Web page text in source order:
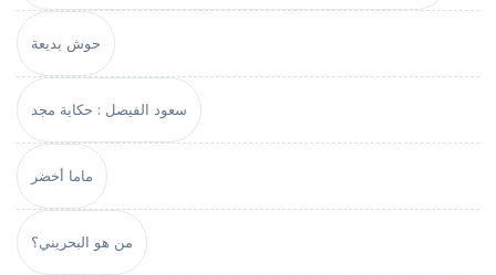
حوش بديعة
سعود الفيصل : حكاية مجد
ماما أخضر
من هو البحريني؟